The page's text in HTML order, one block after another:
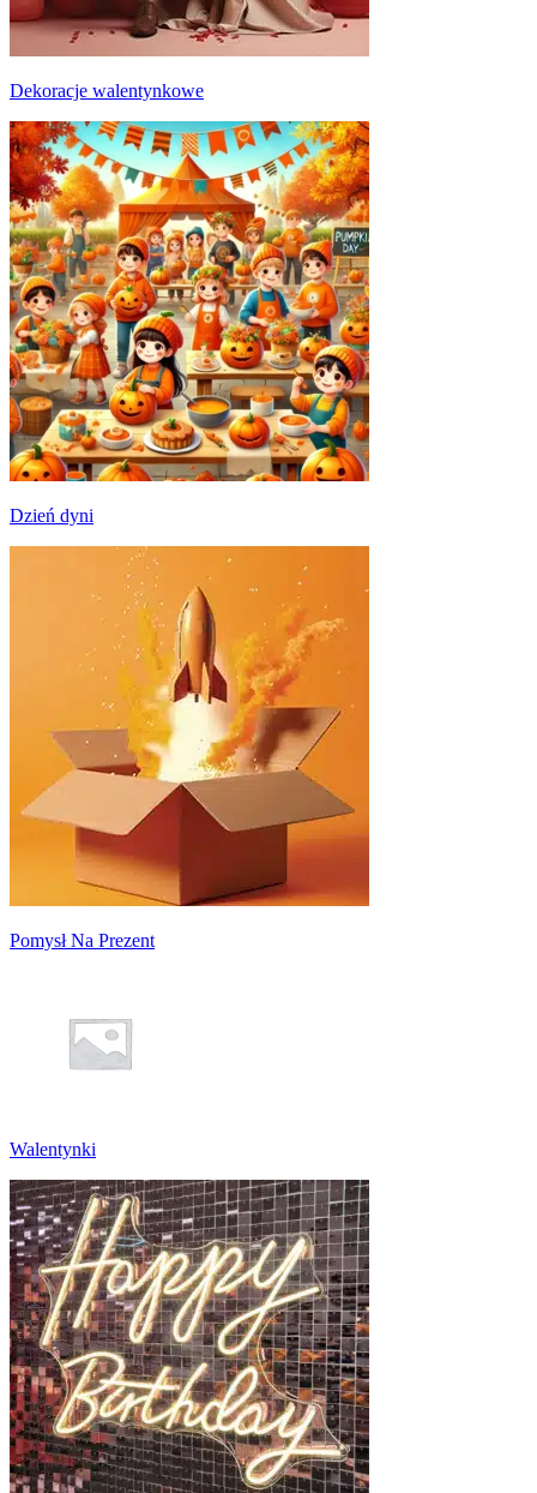
Dekoracje walentynkowe
Dzień dyni
Pomysł Na Prezent
Walentynki